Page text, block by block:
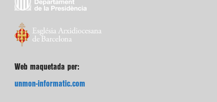
Web maquetada per:
unmon-informatic.com